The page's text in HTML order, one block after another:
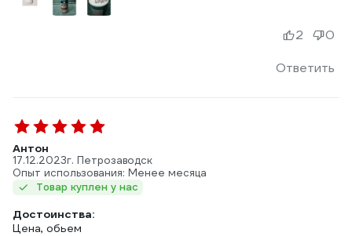
Ответить
2 0
Антон
17.12.2023г. Петрозаводск
Опыт использования: Менее месяца
Товар куплен у нас
Достоинства:
Цена, обьем